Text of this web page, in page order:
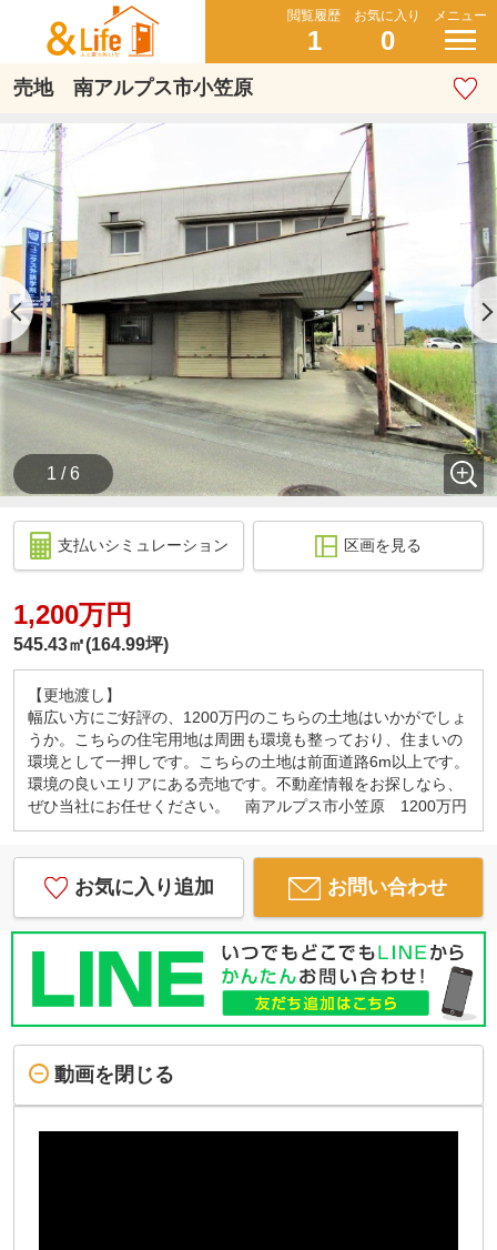
閲覧履歴
1
お気に入り
0
メニュー
売地 南アルプス市小笠原
1 / 6
支払いシミュレーション 区画を見る
1,200万円
545.43㎡(164.99坪)
【更地渡し】
幅広い方にご好評の、1200万円のこちらの土地はいかがでしょ
うか。こちらの住宅用地は周囲も環境も整っており、住まいの
環境として一押しです。こちらの土地は前面道路6m以上です。
環境の良いエリアにある売地です。不動産情報をお探しなら、
ぜひ当社にお任せください。 南アルプス市小笠原 1200万円
お気に入り追加 お問い合わせ
動画を閉じる